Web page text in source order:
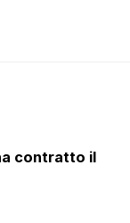
contratto il